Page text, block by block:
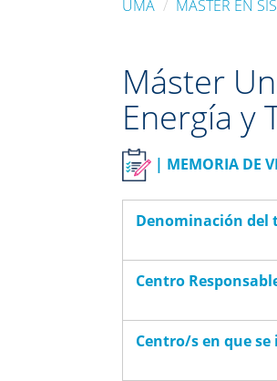
UMA MÁSTER EN
Máster
Energía y
| MEMORIA DE
Denominación del
Centro
Centro/s en que